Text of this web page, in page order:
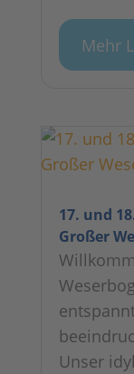
Mehr
17. und
Großer
Unser